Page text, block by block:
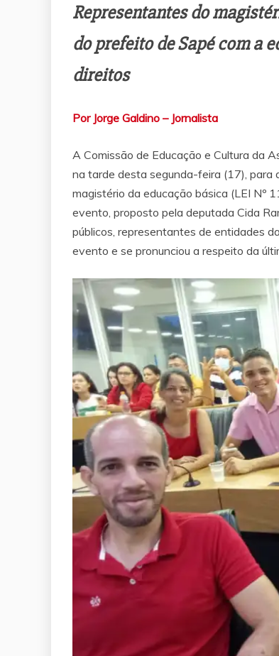
Representantes do
do prefeito de Sapé com a
direitos
Por Jorge Galdino – Jornalista
A Comissão de Educação e Cultura da
na tarde desta segunda-feira (17), para
magistério da educação básica (LEI Nº
evento, proposto pela deputada Cida
públicos, representantes de entidades
evento e se pronunciou a respeito da